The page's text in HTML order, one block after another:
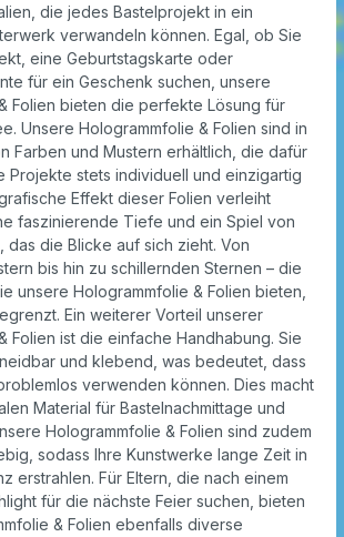
die jedes Bastelprojekt in ein
verwandeln können. Egal, ob Sie
eine Geburtstagskarte oder
für ein Geschenk suchen, unsere
Folien bieten die perfekte Lösung für
Unsere Hologrammfolie & Folien sind in
Farben und Mustern erhältlich, die dafür
Projekte stets individuell und einzigartig
Effekt dieser Folien verleiht
faszinierende Tiefe und ein Spiel von
das die Blicke auf sich zieht. Von
bis hin zu schillernden Sternen – die
unsere Hologrammfolie & Folien bieten,
Ein weiterer Vorteil unserer
Folien ist die einfache Handhabung. Sie
und klebend, was bedeutet, dass
verwenden können. Dies macht
Material für Bastelnachmittage und
Hologrammfolie & Folien sind zudem
sodass Ihre Kunstwerke lange Zeit in
erstrahlen. Für Eltern, die nach einem
für die nächste Feier suchen, bieten
& Folien ebenfalls diverse